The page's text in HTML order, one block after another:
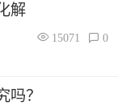
解
15071 0
吗？